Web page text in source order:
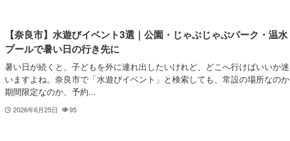
【奈良市】水遊びイベント3選｜公園・じゃぶじゃぶパーク・温水
プールで暑い日の行き先に
暑い日が続くと、子どもを外に連れ出したいけれど、どこへ行けばいいか迷
いますよね。奈良市で「水遊びイベント」と検索しても、常設の場所なのか
期間限定なのか、予約...
2026年6月25日 95